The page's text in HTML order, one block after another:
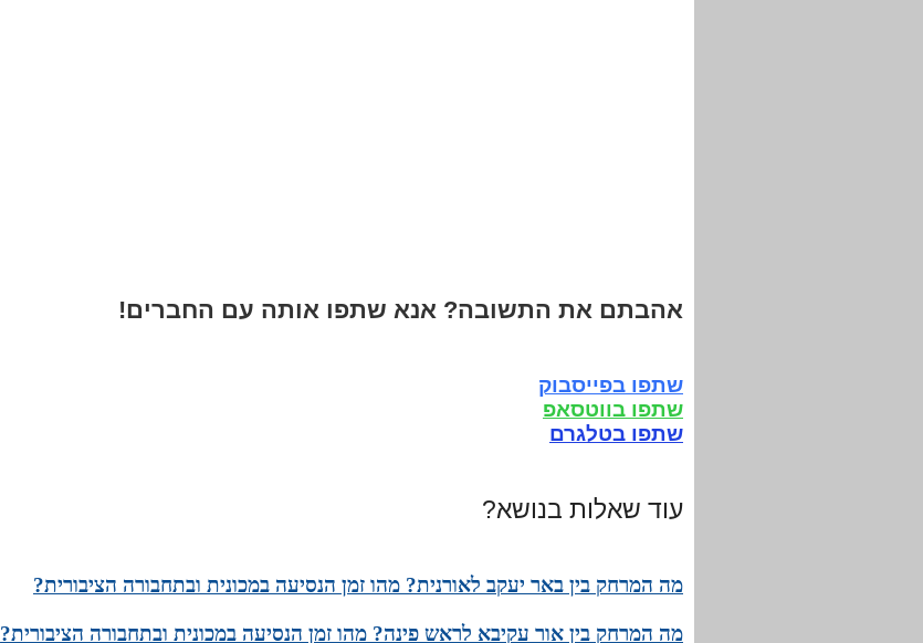
אהבתם את התשובה? אנא שתפו אותה עם החברים!
שתפו בפייסבוק
שתפו בווטסאפ
שתפו בטלגרם
עוד שאלות בנושא?
מה המרחק בין באר יעקב לאורנית? מהו זמן הנסיעה במכונית ובתחבורה הציבורית?
מה המרחק בין אור עקיבא לראש פינה? מהו זמן הנסיעה במכונית ובתחבורה הציבורית?